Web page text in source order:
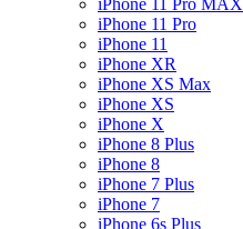
iPhone 11 Pro
iPhone 11
iPhone XR
iPhone XS Max
iPhone XS
iPhone X
iPhone 8 Plus
iPhone 8
iPhone 7 Plus
iPhone 7
iPhone 6s Plus